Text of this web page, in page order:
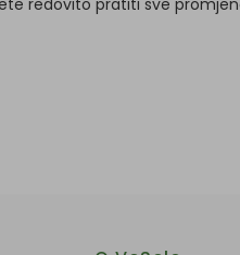
redovito pratiti sve